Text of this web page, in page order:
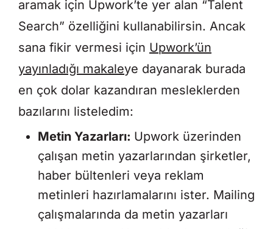
aramak için Upwork’te yer alan “Talent
Search” özelliğini kullanabilirsin. Ancak
sana fikir vermesi için Upwork’ün
yayınladığı makaleye dayanarak burada
en çok dolar kazandıran mesleklerden
bazılarını listeledim:
Metin Yazarları: Upwork üzerinden
çalışan metin yazarlarından şirketler,
haber bültenleri veya reklam
metinleri hazırlamalarını ister. Mailing
çalışmalarında da metin yazarları